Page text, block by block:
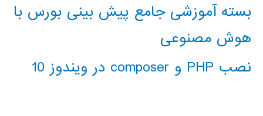
بسته آموزشی جامع پیش بینی بورس با
هوش مصنوعی
نصب PHP و composer در ویندوز 10